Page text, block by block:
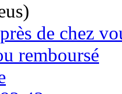
de chez
remboursé